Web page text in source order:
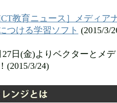
ICT教育ニュース］メディア
つける学習ソフト (2015/3/
日(金)よりベクターとメ
(2015/3/24)